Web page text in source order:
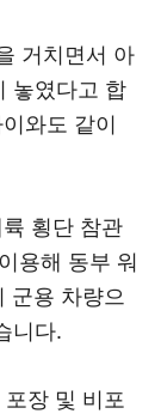
거치면서 아
놓였다고 합
와도 같이
횡단 참관
용해 동부 워
군용 차량으
니다.
장 및 비포